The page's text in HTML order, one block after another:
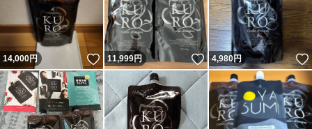
14,000円 いいね！
11,999円 いいね！
4,980円